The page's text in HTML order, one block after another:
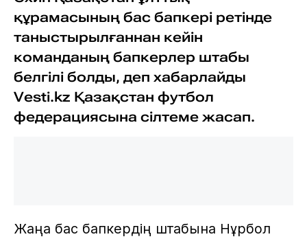
құрамасының бас бапкері ретінде
таныстырылғаннан кейін
команданың бапкерлер штабы
белгілі болды, деп хабарлайды
Vesti.kz Қазақстан футбол
федерациясына сілтеме жасап.
Жаңа бас бапкердің штабына Нұрбол